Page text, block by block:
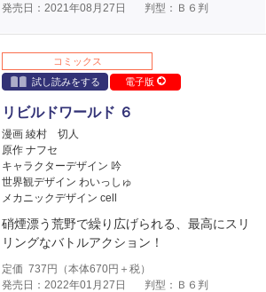
発売日：2021年08月27日
判型：Ｂ６判
コミックス
試し読みをする
電子版
リビルドワールド ６
漫画 綾村 切人
原作 ナフセ
キャラクターデザイン 吟
世界観デザイン わいっしゅ
メカニックデザイン cell
硝煙漂う荒野で繰り広げられる、最高にスリ
リングなバトルアクション！
定価 737 円（本体670円＋税）
発売日：2022年01月27日
判型：Ｂ６判